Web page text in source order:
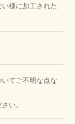
様に加工された
てご不明な点な
い。